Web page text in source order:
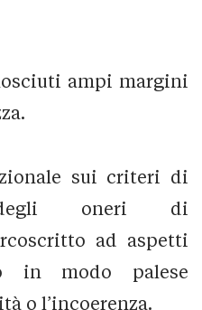
ampi margini
sui criteri di
degli oneri di
ad aspetti
in modo palese
o l’incoerenza.